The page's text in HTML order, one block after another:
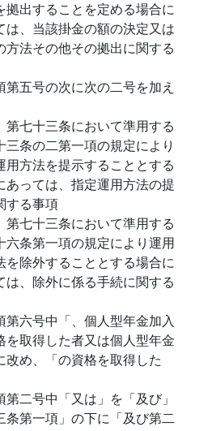
拠出することを定める場合に
は、当該掛金の額の決定又は
方法その他その拠出に関する
五号の次に次の二号を加え
第七十三条において準用する
三条の二第一項の規定により
用方法を提示することとする
あっては、指定運用方法の提
する事項
第七十三条において準用する
六条第一項の規定により運用
を除外することとする場合に
は、除外に係る手続に関する
第六号中「、個人型年金加入
を取得した者又は個人型年金
改め、「の資格を取得した
二号中「又は」を「及び」
条第一項」の下に「及び第二